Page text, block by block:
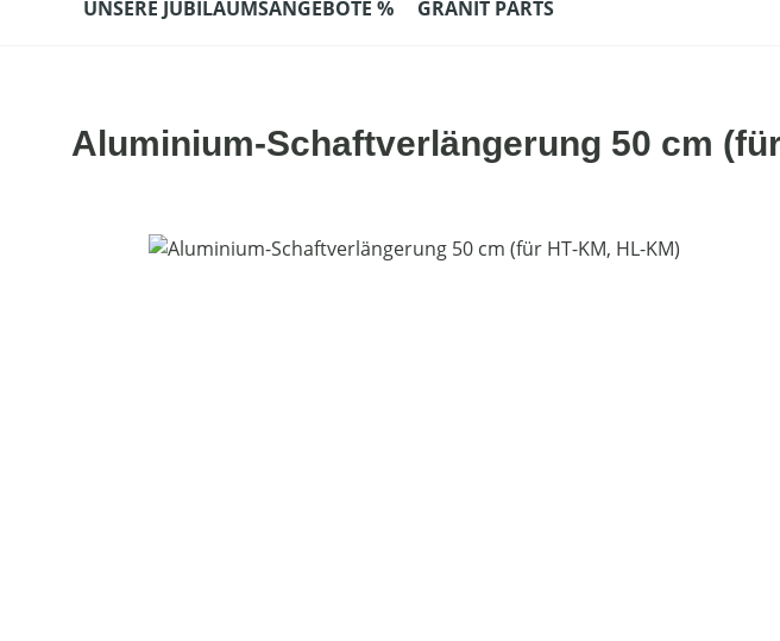
UNSERE JUBILÄUMSANGEBOTE % GRANIT PARTS
Aluminium-Schaftverlängerung 50 cm
Bildergalerie überspringen